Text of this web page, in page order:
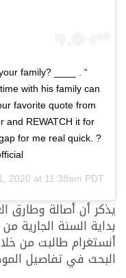
family? ____ .
with his family can
favorite quote from
and REWATCH it for
for me real quick. ?
2020 at 11:38am PDT
يذكر أن أصالة وطارق
بداية السنة الجارية
أنستغرام طالبت من
البحث في تفاصيل